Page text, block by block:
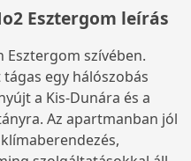
Esztergom leírás
szívében.
egy hálószobás
a Kis-Dunára és a
Az apartmanban jól